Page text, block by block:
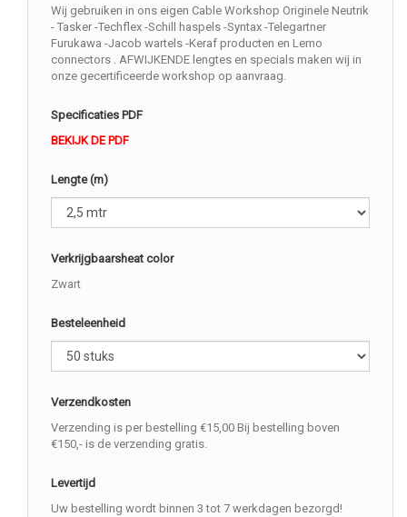
Wij gebruiken in ons eigen Cable Workshop Originele Neutrik
- Tasker -Techflex -Schill haspels -Syntax -Telegartner
Furukawa -Jacob wartels -Keraf producten en Lemo
connectors . AFWIJKENDE lengtes en specials maken wij in
onze gecertificeerde workshop op aanvraag.
Specificaties PDF
BEKIJK DE PDF
Lengte (m)
Verkrijgbaarsheat color
Zwart
Besteleenheid
Verzendkosten
Verzending is per bestelling €15,00 Bij bestelling boven
€150,- is de verzending gratis.
Levertijd
Uw bestelling wordt binnen 3 tot 7 werkdagen bezorgd!